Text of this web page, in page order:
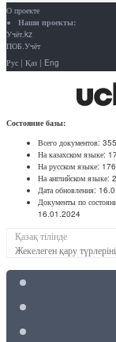
О проекте
Наши проекты:
Учёт.kz
ПОБ.Учёт
Рус | Қаз | Eng
Состояние базы:
Всего документов:
На казахском языке:
На русском языке:
На английском языке:
Дата обновления:
Документы по
16.01.2024
Қазақ тілінде
Жекелеген қару